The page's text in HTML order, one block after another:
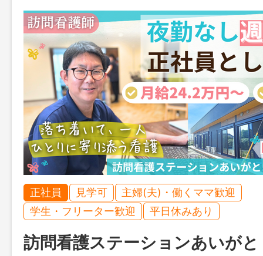
正社員 見学可
主婦(夫)・働くママ歓迎
学生・フリーター歓迎
平日休みあり
訪問看護ステーションあいがと